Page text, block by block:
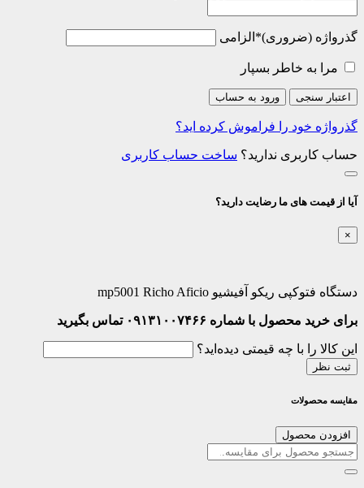
گذرواژه * الزامی
مرا به خاطر بسپار
اعتبار سنجی ورود به حساب
گذرواژه خود را فراموش کرده اید؟
حساب کاربری ندارید؟ ساخت حساب کاربری
آیا از قیمت های ما رضایت دارید؟
×
دستگاه فتوکپی ریکو آفیشیو mp5001 Richo Aficio
برای خرید محصول با شماره ۰۹۱۳۱۰۰۷۴۶۶ تماس بگیرید
این کالا را با چه قیمتی دیده‌اید؟
ثبت نظر
مقایسه محصولات
افزودن محصول